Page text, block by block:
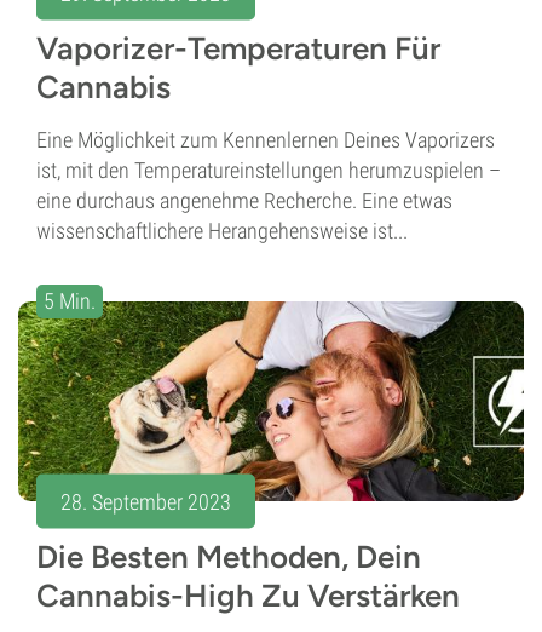
Vaporizer-Temperaturen Für
Cannabis
Eine Möglichkeit zum Kennenlernen Deines Vaporizers
ist, mit den Temperatureinstellungen herumzuspielen –
eine durchaus angenehme Recherche. Eine etwas
wissenschaftlichere Herangehensweise ist...
5 Min.
28. September 2023
Die Besten Methoden, Dein
Cannabis-High Zu Verstärken